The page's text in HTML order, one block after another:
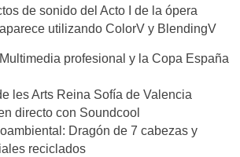
de sonido del Acto I de la ópera
utilizando ColorV y BlendingV
profesional y la Copa España
les Arts Reina Sofía de Valencia
directo con Soundcool
Dragón de 7 cabezas y
reciclados